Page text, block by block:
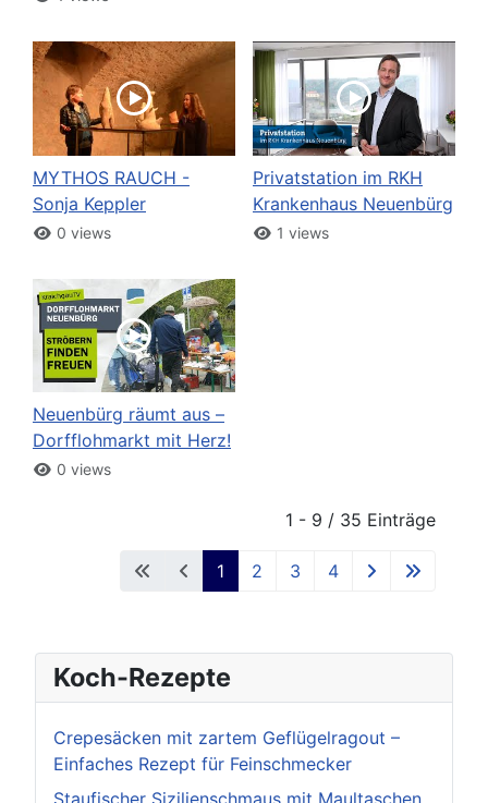
MYTHOS RAUCH -
Sonja Keppler
0 views
Privatstation im RKH
Krankenhaus Neuenbürg
1 views
Neuenbürg räumt aus –
Dorfflohmarkt mit Herz!
0 views
1 - 9 / 35 Einträge
1 2 3 4
Koch-Rezepte
Crepesäcken mit zartem Geflügelragout –
Einfaches Rezept für Feinschmecker